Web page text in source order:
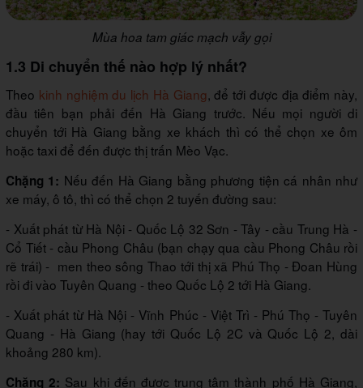
Mùa hoa tam giác mạch vẫy gọi
1.3 Di chuyển thế nào hợp lý nhất?
Theo kinh nghiệm du lịch Hà Giang, để tới được địa điểm này,
đầu tiên bạn phải đến Hà Giang trước. Nếu mọi người di
chuyển tới Hà Giang bằng xe khách thì có thể chọn xe ôm
hoặc taxi để đến được thị trấn Mèo Vạc.
Chặng 1: Nếu đến Hà Giang bằng phương tiện cá nhân như
xe máy, ô tô, thì có thể chọn 2 tuyến đường sau:
- Xuất phát từ Hà Nội - Quốc Lộ 32 Sơn - Tây - cầu Trung Hà -
Cổ Tiết - cầu Phong Châu (bạn chạy qua cầu Phong Châu rồi
rẽ trái) - men theo sông Thao tới thị xã Phú Thọ - Đoan Hùng
rồi đi vào Tuyên Quang - theo Quốc Lộ 2 tới Hà Giang.
- Xuất phát từ Hà Nội - Vĩnh Phúc - Việt Trì - Phú Thọ - Tuyên
Quang - Hà Giang (hay tới Quốc Lộ 2C và Quốc Lộ 2, dài
khoảng 280 km).
Chặng 2: Sau khi đến được trung tâm thành phố Hà Giang,